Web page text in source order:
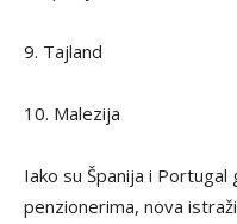
9. Tajland
10. Malezija
Iako su Španija i
penzionerima, nova